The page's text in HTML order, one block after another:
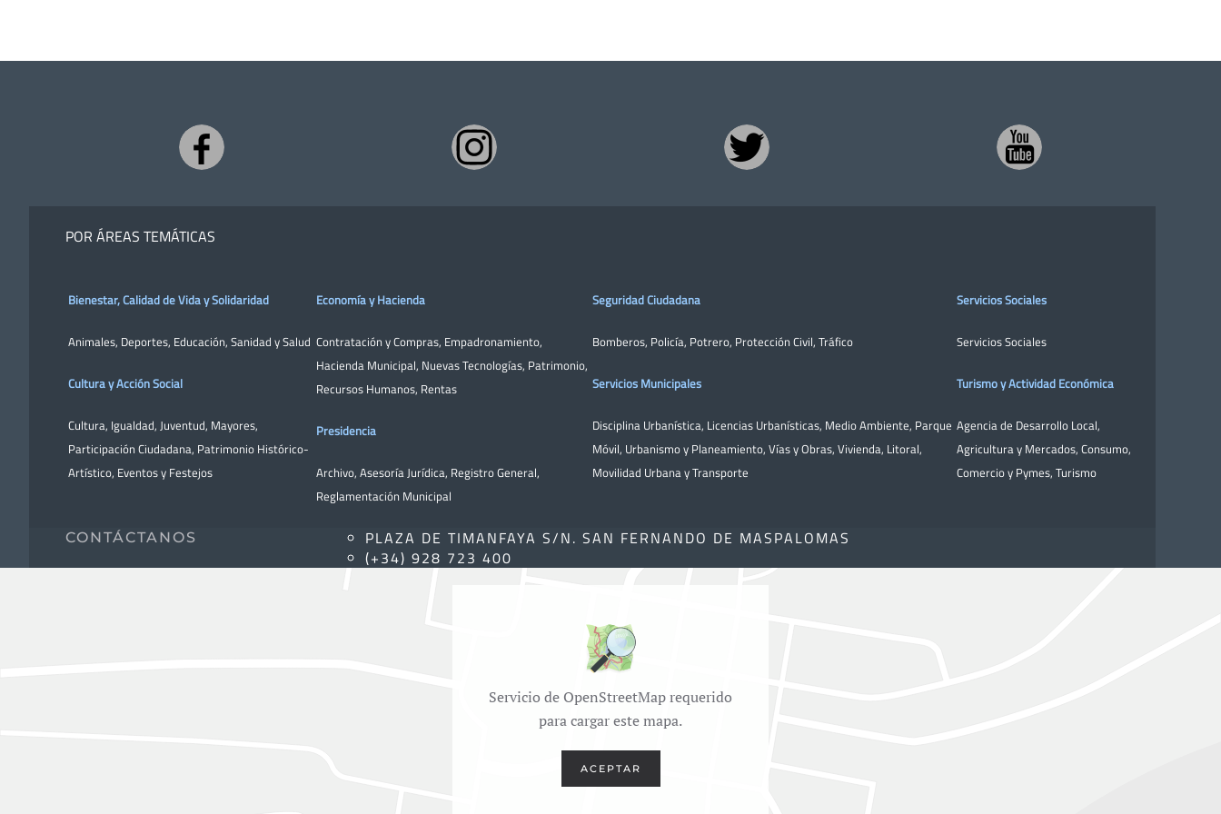
POR ÁREAS TEMÁTICAS
Bienestar, Calidad de Vida y Solidaridad
Animales, Deportes, Educación, Sanidad y Salud
Cultura y Acción Social
Cultura, Igualdad, Juventud, Mayores,
Participación Ciudadana, Patrimonio Histórico-
Artístico, Eventos y Festejos
Economía y Hacienda
Contratación y Compras, Empadronamiento,
Hacienda Municipal, Nuevas Tecnologías, Patrimonio,
Recursos Humanos, Rentas
Presidencia
Archivo, Asesoría Jurídica, Registro General,
Reglamentación Municipal
Seguridad Ciudadana
Bomberos, Policía, Potrero, Protección Civil, Tráfico
Servicios Municipales
Disciplina Urbanística, Licencias Urbanísticas, Medio Ambiente, Parque
Móvil, Urbanismo y Planeamiento, Vías y Obras, Vivienda, Litoral,
Movilidad Urbana y Transporte
Servicios Sociales
Servicios Sociales
Turismo y Actividad Económica
Agencia de Desarrollo Local,
Agricultura y Mercados, Consumo,
Comercio y Pymes, Turismo
CONTÁCTANOS
PLAZA DE TIMANFAYA S/N. SAN FERNANDO DE MASPALOMAS
(+34) 928 723 400
Servicio de OpenStreetMap requerido
para cargar este mapa.
ACEPTAR